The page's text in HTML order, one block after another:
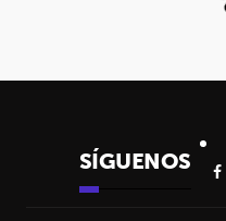
SÍGUENOS